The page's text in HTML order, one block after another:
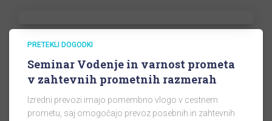
PRETEKLI DOGODKI
Seminar Vodenje in varnost prometa
v zahtevnih prometnih razmerah
Izredni prevozi imajo pomembno vlogo v cestnem
prometu, saj omogočajo prevoz posebnih in zahtevnih